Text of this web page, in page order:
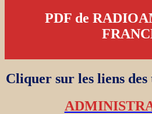
PDF de
Cliquer sur les liens des